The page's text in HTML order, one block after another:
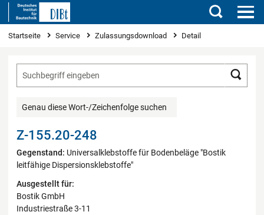
Suchen
Sie sind hier
Startseite Service Zulassungsdownload Detail
Genau diese Wort-/Zeichenfolge suchen
Z-155.20-248
Gegenstand: Universalklebstoffe für Bodenbeläge "Bostik
leitfähige Dispersionsklebstoffe"
Ausgestellt für:
Bostik GmbH
Industriestraße 3-11